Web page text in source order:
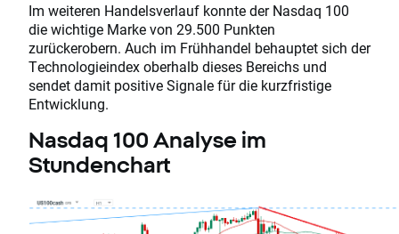
Im weiteren Handelsverlauf konnte der Nasdaq 100
die wichtige Marke von 29.500 Punkten
zurückerobern. Auch im Frühhandel behauptet sich der
Technologieindex oberhalb dieses Bereichs und
sendet damit positive Signale für die kurzfristige
Entwicklung.
Nasdaq 100 Analyse im
Stundenchart